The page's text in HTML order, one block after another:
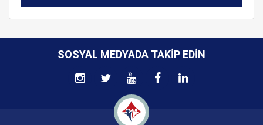
SOSYAL MEDYADA TAKIP EDIN